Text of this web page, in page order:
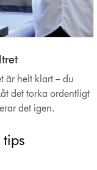
är helt klart – du
det torka ordentligt
det igen.